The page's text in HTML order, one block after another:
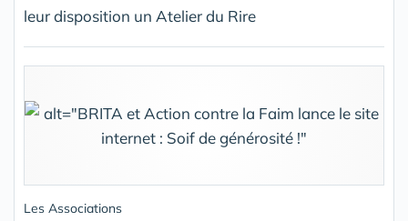
leur disposition un Atelier du Rire
Les Associations